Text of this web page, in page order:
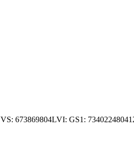
673869804LVI: GS1: